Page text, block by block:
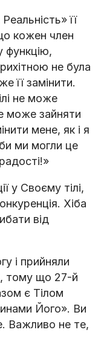
її
кожен член
функцію,
не була
її замінити.
не може
може зайняти
мене, як і я
ми могли це
у Своєму тілі,
Хіба
від
і прийняли
тому що 27-й
є Тілом
Його». Ви
Важливо не те,